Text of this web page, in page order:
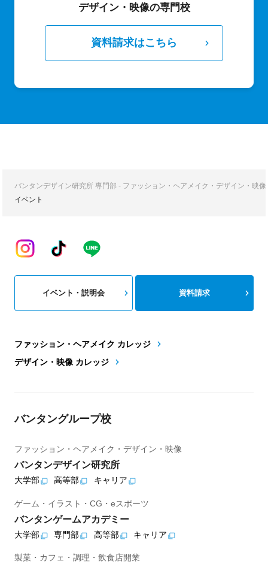
デザイン・映像の専門校
資料請求はこちら
バンタンデザイン研究所 専門部 - ファッション・ヘアメイク・デザイン・映
イベント
ファッション・ヘアメイク カレッジ
デザイン・映像 カレッジ
イベント・説明会 資料請求
バンタングループ校
ファッション・ヘアメイク・デザイン・映像
バンタンデザイン研究所
大学部 高等部 キャリア
ゲーム・イラスト・CG・eスポーツ
バンタンゲームアカデミー
大学部 専門部 高等部 キャリア
製菓・カフェ・調理・飲食店開業